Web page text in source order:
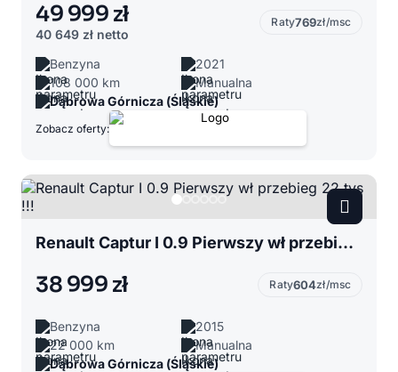
49 999 zł
40 649 zł netto
Raty769zł/msc
Benzyna
2021
108 000 km
Manualna
Dąbrowa Górnicza (Śląskie)
Zobacz oferty:
Renault Captur I 0.9 Pierwszy wł przebieg 22 tys !!!
38 999 zł Raty604zł/msc
Benzyna
2015
22 000 km
Manualna
Dąbrowa Górnicza (Śląskie)